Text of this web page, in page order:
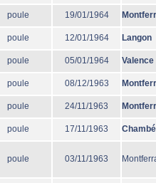
poule 19/01/1964
poule 12/01/1964 Langon
poule 05/01/1964 Valence
poule 08/12/1963
poule 24/11/1963
poule 17/11/1963
poule 03/11/1963